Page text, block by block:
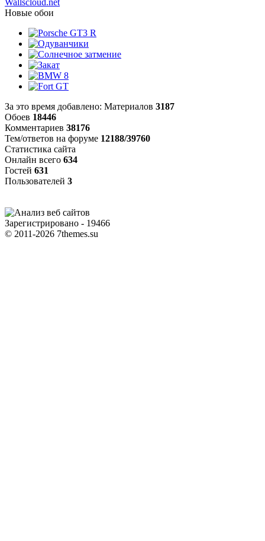
Новые обои
За это время добавлено: Материалов 3187
Обоев 18446
Комментариев 38176
Тем/ответов на форуме 12188/39760
Статистика сайта
Онлайн всего 634
Гостей 631
Пользователей 3
Зарегистрировано - 19466
© 2011-2026 7themes.su